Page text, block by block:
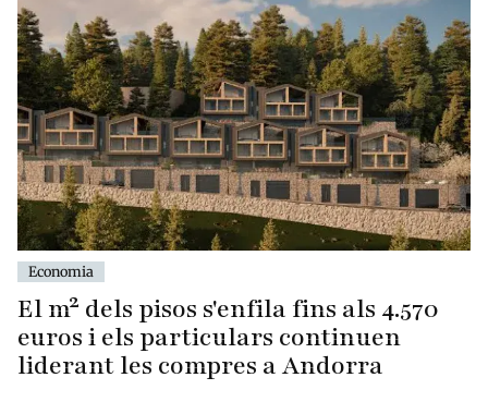
Economia
El m² dels pisos s'enfila fins als 4.570
euros i els particulars continuen
liderant les compres a Andorra